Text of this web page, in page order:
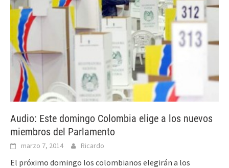
Audio: Este domingo Colombia elige a los nuevos
miembros del Parlamento
marzo 7, 2014 Ricardo
El próximo domingo los colombianos elegirán a los